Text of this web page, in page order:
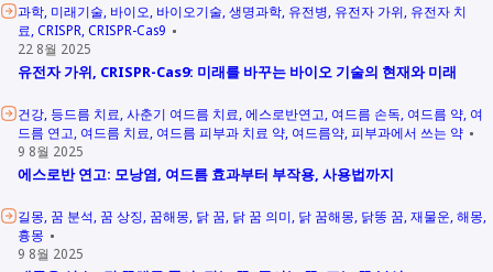
과학 미래기술 바이오 바이오기술 생명과학 유전병 유전자 가위 유전자 치
료 CRISPR CRISPR-Cas9
22 8월 2025
유전자 가위, CRISPR-Cas9: 미래를 바꾸는 바이오 기술의 현재와 미래
건강 등드름 치료 사춘기 여드름 치료 에스로반연고 여드름 손독 여드름 약 여
드름 연고 여드름 치료 여드름 피부과 치료 약 여드름약 피부과에서 쓰는 약
9 8월 2025
에스로반 연고: 모낭염, 여드름 효과부터 부작용, 사용법까지
길몽 꿈 분석 꿈 상징 꿈해몽 닭 꿈 닭 꿈 의미 닭 꿈해몽 닭똥 꿈 재물운 해몽
흉몽
9 8월 2025